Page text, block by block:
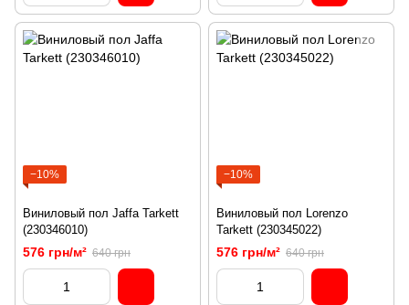
−10%
Виниловый пол Jaffa Tarkett
(230346010)
576 грн/м² 640 грн
−10%
Виниловый пол Lorenzo
Tarkett (230345022)
576 грн/м² 640 грн